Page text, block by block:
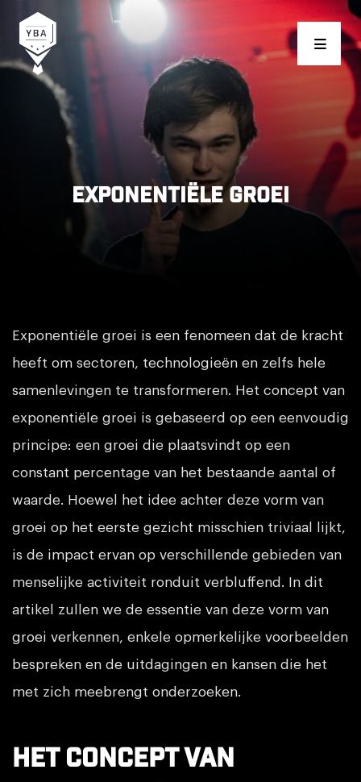
Young Business Award
Exponentiële Groei
Exponentiële groei is een fenomeen dat de kracht
heeft om sectoren, technologieën en zelfs hele
samenlevingen te transformeren. Het concept van
exponentiële groei is gebaseerd op een eenvoudig
principe: een groei die plaatsvindt op een
constant percentage van het bestaande aantal of
waarde. Hoewel het idee achter deze vorm van
groei op het eerste gezicht misschien triviaal lijkt,
is de impact ervan op verschillende gebieden van
menselijke activiteit ronduit verbluffend. In dit
artikel zullen we de essentie van deze vorm van
groei verkennen, enkele opmerkelijke voorbeelden
bespreken en de uitdagingen en kansen die het
met zich meebrengt onderzoeken.
Het concept van